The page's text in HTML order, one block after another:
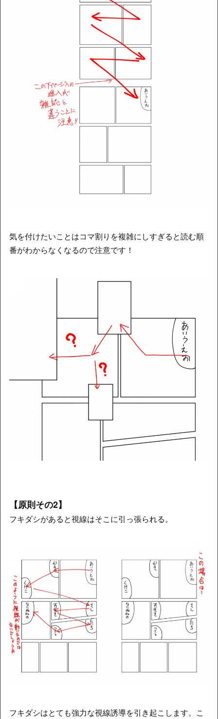
気を付けたいことはコマ割りを複雑にしすぎると読む順
番がわからなくなるので注意です！
【原則その2】
フキダシがあると視線はそこに引っ張られる。
フキダシはとても強力な視線誘導を引き起こします。こ